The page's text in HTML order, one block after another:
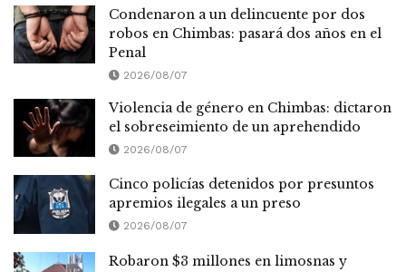
Condenaron a un delincuente por dos
robos en Chimbas: pasará dos años en el
Penal
2026/08/07
Violencia de género en Chimbas: dictaron
el sobreseimiento de un aprehendido
2026/08/07
Cinco policías detenidos por presuntos
apremios ilegales a un preso
2026/08/07
Robaron $3 millones en limosnas y